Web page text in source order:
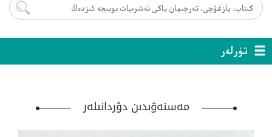
تۈرلەر
مەسنەۋىدىن دۇردانىلەر